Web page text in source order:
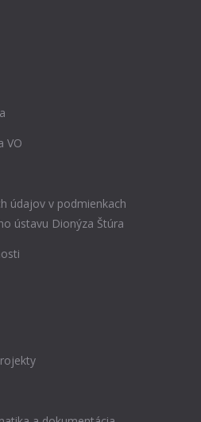
VO
údajov v podmienkach
ústavu Dionýza Štúra